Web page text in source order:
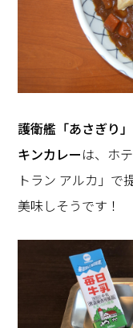
護衛艦「あさぎり」
キンカレーは、ホ
トラン アルカ」で
美味しそうです！